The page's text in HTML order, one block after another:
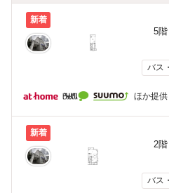
新着
5階
バス
ほか提供
新着
2階
バス